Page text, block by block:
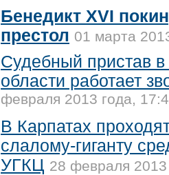
Бенедикт XVI
престол 01 марта
Судебный пристав
области работает
февраля 2013 года,
В Карпатах
слалому-гиганту
УГКЦ 28 февраля